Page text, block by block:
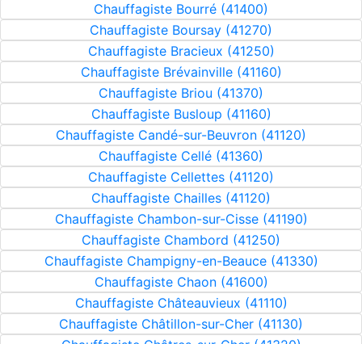
Chauffagiste Bourré (41400)
Chauffagiste Boursay (41270)
Chauffagiste Bracieux (41250)
Chauffagiste Brévainville (41160)
Chauffagiste Briou (41370)
Chauffagiste Busloup (41160)
Chauffagiste Candé-sur-Beuvron (41120)
Chauffagiste Cellé (41360)
Chauffagiste Cellettes (41120)
Chauffagiste Chailles (41120)
Chauffagiste Chambon-sur-Cisse (41190)
Chauffagiste Chambord (41250)
Chauffagiste Champigny-en-Beauce (41330)
Chauffagiste Chaon (41600)
Chauffagiste Châteauvieux (41110)
Chauffagiste Châtillon-sur-Cher (41130)